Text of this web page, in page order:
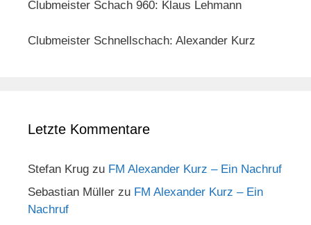
Clubmeister Schach 960: Klaus Lehmann
Clubmeister Schnellschach: Alexander Kurz
Letzte Kommentare
Stefan Krug zu FM Alexander Kurz – Ein Nachruf
Sebastian Müller zu FM Alexander Kurz – Ein
Nachruf